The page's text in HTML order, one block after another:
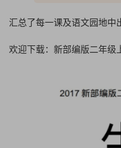
汇总了每一课及语文园地中
欢迎下载：新部编版二年级